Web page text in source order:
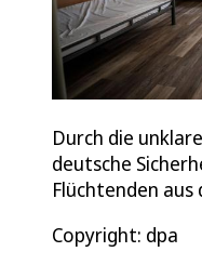
Durch die
deutsche
Flüchtenden aus
Copyright: dpa